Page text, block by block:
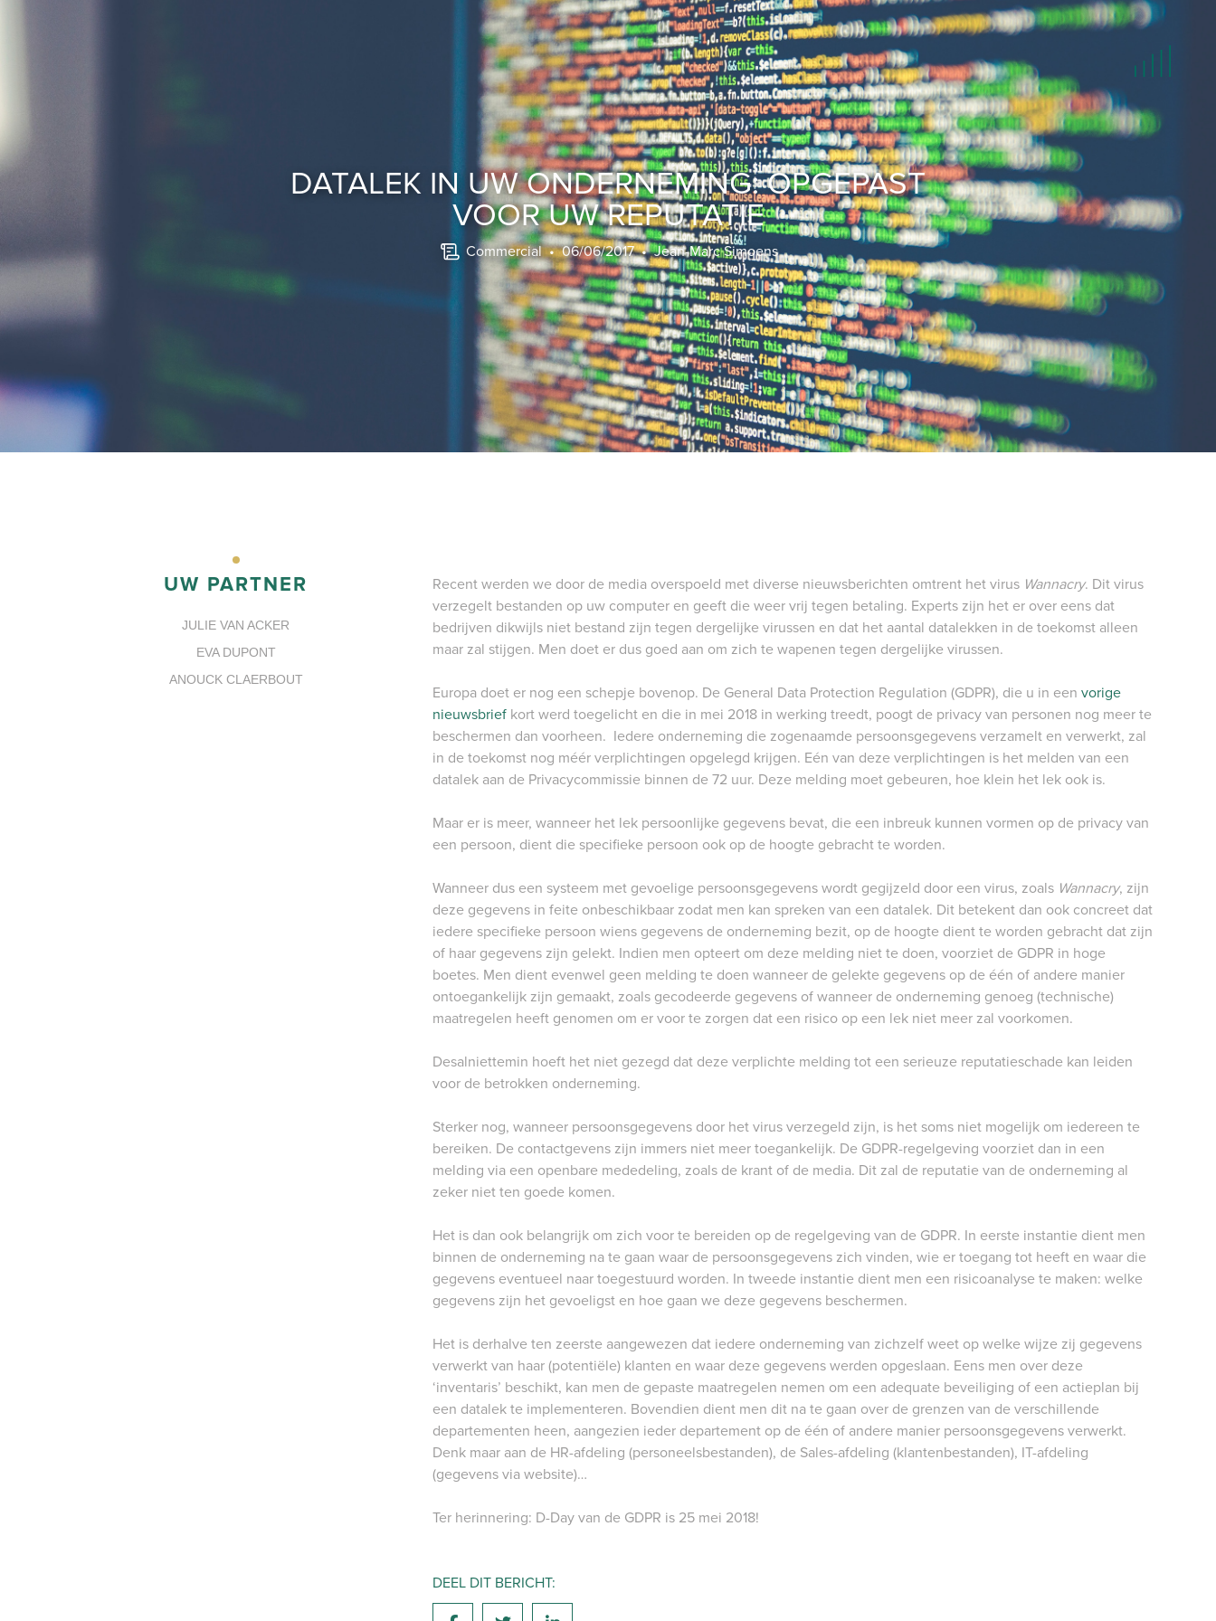
TEAM
IN HOUSE LEGAL SUPPORT
NIEUWS
CONTACT
JOBS
DATALEK IN UW ONDERNEMING: OPGEPAST
VOOR UW REPUTATIE
Commercial• 06/06/2017 •Jean-Marc Simoens
UW PARTNER
JULIE VAN ACKER
EVA DUPONT
ANOUCK CLAERBOUT
Recent werden we door de media overspoeld met diverse nieuwsberichten omtrent het virus Wannacry. Dit virus
verzegelt bestanden op uw computer en geeft die weer vrij tegen betaling. Experts zijn het er over eens dat
bedrijven dikwijls niet bestand zijn tegen dergelijke virussen en dat het aantal datalekken in de toekomst alleen
maar zal stijgen. Men doet er dus goed aan om zich te wapenen tegen dergelijke virussen.
Europa doet er nog een schepje bovenop. De General Data Protection Regulation (GDPR), die u in eenvorige
nieuwsbrief kort werd toegelicht en die in mei 2018 in werking treedt, poogt de privacy van personen nog meer te
beschermen dan voorheen. Iedere onderneming die zogenaamde persoonsgegevens verzamelt en verwerkt, zal
in de toekomst nog méér verplichtingen opgelegd krijgen. Eén van deze verplichtingen is het melden van een
datalek aan de Privacycommissie binnen de 72 uur. Deze melding moet gebeuren, hoe klein het lek ook is.
Maar er is meer, wanneer het lek persoonlijke gegevens bevat, die een inbreuk kunnen vormen op de privacy van
een persoon, dient die specifieke persoon ook op de hoogte gebracht te worden.
Wanneer dus een systeem met gevoelige persoonsgegevens wordt gegijzeld door een virus, zoals Wannacry, zijn
deze gegevens in feite onbeschikbaar zodat men kan spreken van een datalek. Dit betekent dan ook concreet dat
iedere specifieke persoon wiens gegevens de onderneming bezit, op de hoogte dient te worden gebracht dat zijn
of haar gegevens zijn gelekt. Indien men opteert om deze melding niet te doen, voorziet de GDPR in hoge
boetes. Men dient evenwel geen melding te doen wanneer de gelekte gegevens op de één of andere manier
ontoegankelijk zijn gemaakt, zoals gecodeerde gegevens of wanneer de onderneming genoeg (technische)
maatregelen heeft genomen om er voor te zorgen dat een risico op een lek niet meer zal voorkomen.
Desalniettemin hoeft het niet gezegd dat deze verplichte melding tot een serieuze reputatieschade kan leiden
voor de betrokken onderneming.
Sterker nog, wanneer persoonsgegevens door het virus verzegeld zijn, is het soms niet mogelijk om iedereen te
bereiken. De contactgevens zijn immers niet meer toegankelijk. De GDPR-regelgeving voorziet dan in een
melding via een openbare mededeling, zoals de krant of de media. Dit zal de reputatie van de onderneming al
zeker niet ten goede komen.
Het is dan ook belangrijk om zich voor te bereiden op de regelgeving van de GDPR. In eerste instantie dient men
binnen de onderneming na te gaan waar de persoonsgegevens zich vinden, wie er toegang tot heeft en waar die
gegevens eventueel naar toegestuurd worden. In tweede instantie dient men een risicoanalyse te maken: welke
gegevens zijn het gevoeligst en hoe gaan we deze gegevens beschermen.
Het is derhalve ten zeerste aangewezen dat iedere onderneming van zichzelf weet op welke wijze zij gegevens
verwerkt van haar (potentiële) klanten en waar deze gegevens werden opgeslaan. Eens men over deze
‘inventaris’ beschikt, kan men de gepaste maatregelen nemen om een adequate beveiliging of een actieplan bij
een datalek te implementeren. Bovendien dient men dit na te gaan over de grenzen van de verschillende
departementen heen, aangezien ieder departement op de één of andere manier persoonsgegevens verwerkt.
Denk maar aan de HR-afdeling (personeelsbestanden), de Sales-afdeling (klantenbestanden), IT-afdeling
(gegevens via website)…
Ter herinnering: D-Day van de GDPR is 25 mei 2018!
DEEL DIT BERICHT: